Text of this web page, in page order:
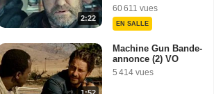
2:22
60 611 vues
EN SALLE
1:52
Machine Gun Bande-
annonce (2) VO
5 414 vues